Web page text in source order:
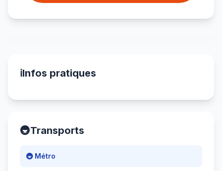
ℹ️Infos pratiques
🚇Transports
🚇 Métro